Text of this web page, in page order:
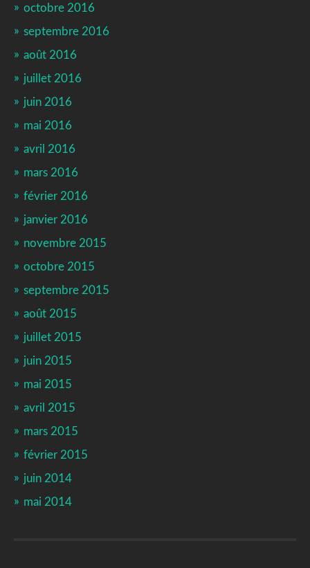
octobre 2016
septembre 2016
août 2016
juillet 2016
juin 2016
mai 2016
avril 2016
mars 2016
février 2016
janvier 2016
novembre 2015
octobre 2015
septembre 2015
août 2015
juillet 2015
juin 2015
mai 2015
avril 2015
mars 2015
février 2015
juin 2014
mai 2014